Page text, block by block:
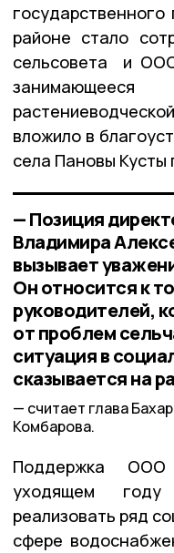
районе стало
сельсовета и
вложило в
села Пановы Кусты
— Позиция
Владимира
вызывает
Он относится к
руководителей,
от проблем
ситуация в
сказывается на
считает глава
Комбарова.
Поддержка
уходящем году
реализовать ряд
сфере